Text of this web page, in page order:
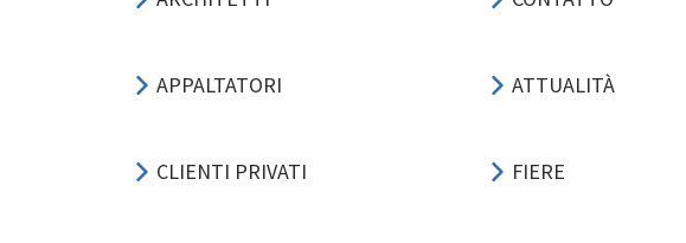
APPALTATORI
CLIENTI PRIVATI
ATTUALITÀ
FIERE